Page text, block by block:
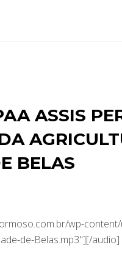
ASSIS
BELAS
wp-
de-Belas.mp3"][/audio]